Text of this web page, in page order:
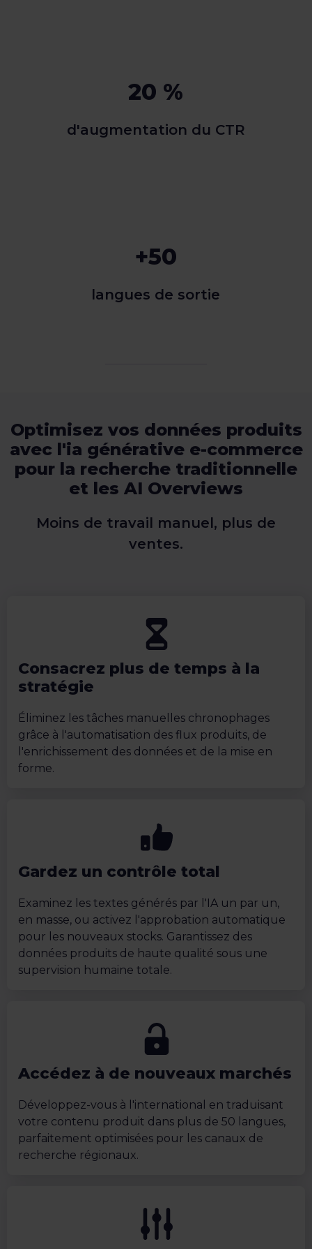
20 %
d'augmentation du CTR
+50
langues de sortie
Optimisez vos données produits
avec l'ia générative e-commerce
pour la recherche traditionnelle
et les AI Overviews
Moins de travail manuel, plus de
ventes.
Consacrez plus de temps à la
stratégie
Éliminez les tâches manuelles chronophages
grâce à l'automatisation des flux produits, de
l'enrichissement des données et de la mise en
forme.
Gardez un contrôle total
Examinez les textes générés par l'IA un par un,
en masse, ou activez l'approbation automatique
pour les nouveaux stocks. Garantissez des
données produits de haute qualité sous une
supervision humaine totale.
Accédez à de nouveaux marchés
Développez-vous à l'international en traduisant
votre contenu produit dans plus de 50 langues,
parfaitement optimisées pour les canaux de
recherche régionaux.